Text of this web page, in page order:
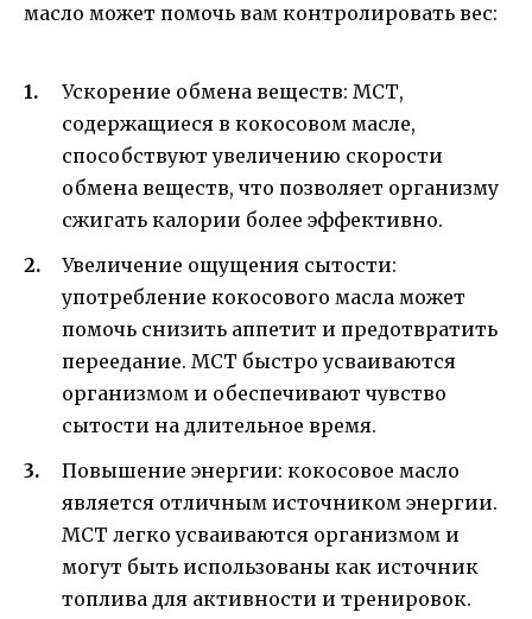
масло может помочь вам контролировать вес:
Ускорение обмена веществ: МСТ,
содержащиеся в кокосовом масле,
способствуют увеличению скорости
обмена веществ, что позволяет организму
сжигать калории более эффективно.
Увеличение ощущения сытости:
употребление кокосового масла может
помочь снизить аппетит и предотвратить
переедание. МСТ быстро усваиваются
организмом и обеспечивают чувство
сытости на длительное время.
Повышение энергии: кокосовое масло
является отличным источником энергии.
МСТ легко усваиваются организмом и
могут быть использованы как источник
топлива для активности и тренировок.